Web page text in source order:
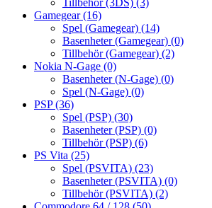
Tillbehör (3DS) (3)
Gamegear(16)
Spel (Gamegear) (14)
Basenheter (Gamegear) (0)
Tillbehör (Gamegear) (2)
Nokia N-Gage (0)
Basenheter (N-Gage) (0)
Spel (N-Gage) (0)
PSP(36)
Spel (PSP) (30)
Basenheter (PSP) (0)
Tillbehör (PSP) (6)
PS Vita (25)
Spel (PSVITA) (23)
Basenheter (PSVITA) (0)
Tillbehör (PSVITA) (2)